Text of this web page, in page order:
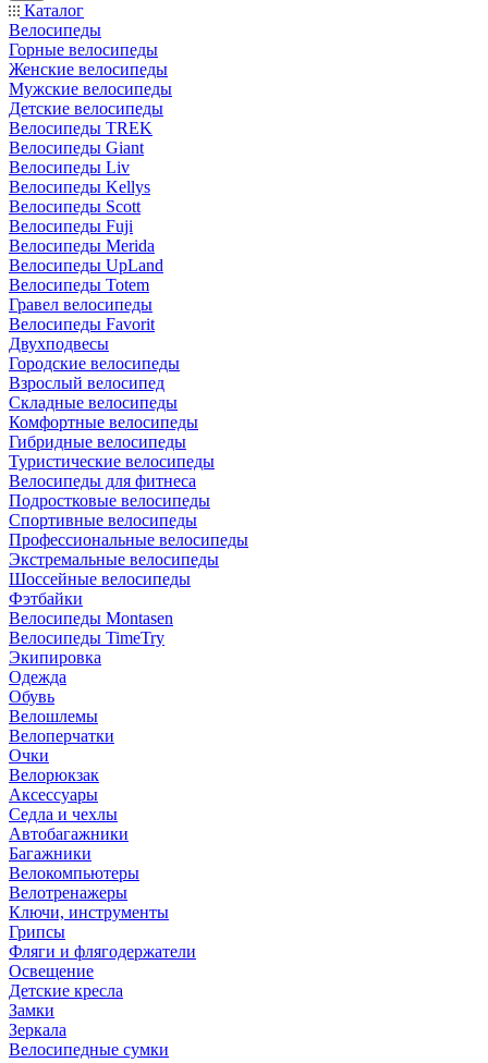
Каталог
Велосипеды
Горные велосипеды
Женские велосипеды
Мужские велосипеды
Детские велосипеды
Велосипеды TREK
Велосипеды Giant
Велосипеды Liv
Велосипеды Kellys
Велосипеды Scott
Велосипеды Fuji
Велосипеды Merida
Велосипеды UpLand
Велосипеды Totem
Гравел велосипеды
Велосипеды Favorit
Двухподвесы
Городские велосипеды
Взрослый велосипед
Складные велосипеды
Комфортные велосипеды
Гибридные велосипеды
Туристические велосипеды
Велосипеды для фитнеса
Подростковые велосипеды
Спортивные велосипеды
Профессиональные велосипеды
Экстремальные велосипеды
Шоссейные велосипеды
Фэтбайки
Велосипеды Montasen
Велосипеды TimeTry
Экипировка
Одежда
Обувь
Велошлемы
Велоперчатки
Очки
Велорюкзак
Аксессуары
Седла и чехлы
Автобагажники
Багажники
Велокомпьютеры
Велотренажеры
Ключи, инструменты
Грипсы
Фляги и флягодержатели
Освещение
Детские кресла
Замки
Зеркала
Велосипедные сумки